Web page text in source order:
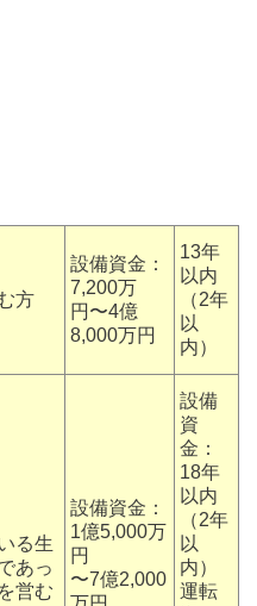
方
設備資金：
7,200万
円〜4億
8,000万円
13年
以内
（2年
以
内）
る生
あっ
営む
設備資金：
1億5,000万
円
〜7億2,000
設備
資
金：
18年
以内
（2年
以
内）
運転